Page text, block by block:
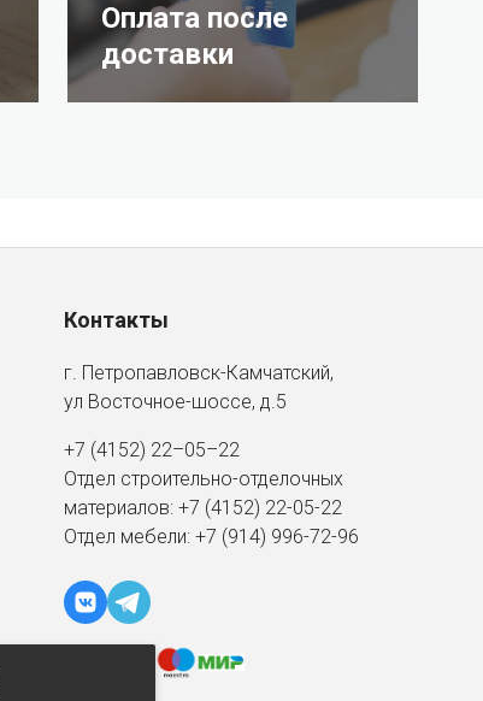
Оплата после
доставки
Контакты
г. Петропавловск-Камчатский,
ул Восточное-шоссе, д.5
+7 (4152) 22–05–22
Отдел строительно-отделочных
материалов: +7 (4152) 22-05-22
Отдел мебели: +7 (914) 996-72-96